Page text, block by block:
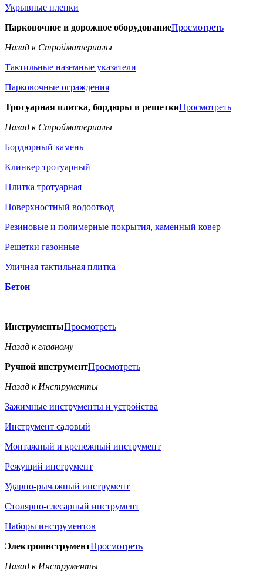
Укрывные пленки
Парковочное и дорожное оборудованиеПросмотреть
Назад к Стройматериалы
Тактильные наземные указатели
Парковочные ограждения
Тротуарная плитка, бордюры и решеткиПросмотреть
Назад к Стройматериалы
Бордюрный камень
Клинкер тротуарный
Плитка тротуарная
Поверхностный водоотвод
Резиновые и полимерные покрытия, каменный ковер
Решетки газонные
Уличная тактильная плитка
Бетон
ИнструментыПросмотреть
Назад к главному
Ручной инструментПросмотреть
Назад к Инструменты
Зажимные инструменты и устройства
Инструмент садовый
Монтажный и крепежный инструмент
Режущий инструмент
Ударно-рычажный инструмент
Столярно-слесарный инструмент
Наборы инструментов
ЭлектроинструментПросмотреть
Назад к Инструменты